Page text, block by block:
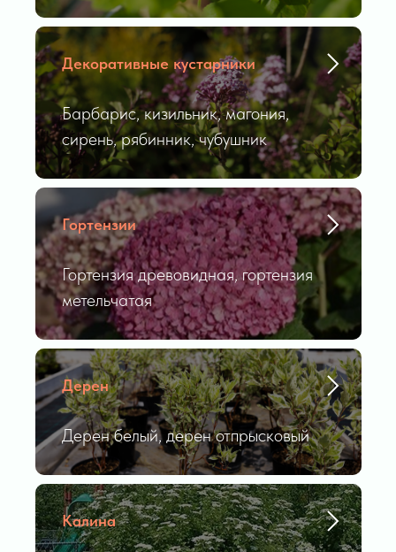
Декоративные кустарники
Барбарис, кизильник, магония,
сирень, рябинник, чубушник
Гортензии
Гортензия древовидная, гортензия
метельчатая
Дерен
Дерен белый, дерен отпрысковый
Калина